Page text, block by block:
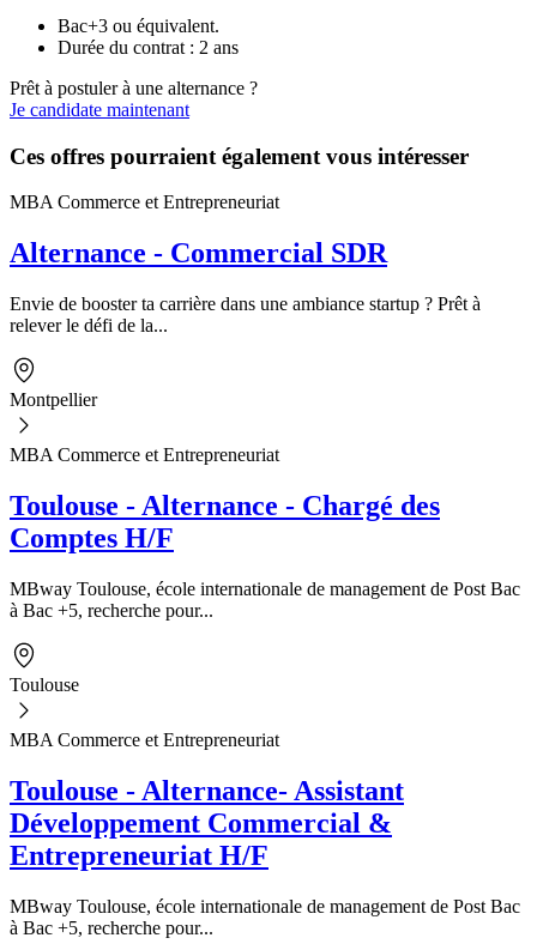
Bac+3 ou équivalent.
Durée du contrat : 2 ans
Prêt à postuler à une alternance ?
Je candidate maintenant
Ces offres pourraient également vous intéresser
MBA Commerce et Entrepreneuriat
Alternance - Commercial SDR
Envie de booster ta carrière dans une ambiance startup ? Prêt à
relever le défi de la...
Montpellier
MBA Commerce et Entrepreneuriat
Toulouse - Alternance - Chargé des
Comptes H/F
MBway Toulouse, école internationale de management de Post Bac
à Bac +5, recherche pour...
Toulouse
MBA Commerce et Entrepreneuriat
Toulouse - Alternance- Assistant
Développement Commercial &
Entrepreneuriat H/F
MBway Toulouse, école internationale de management de Post Bac
à Bac +5, recherche pour...